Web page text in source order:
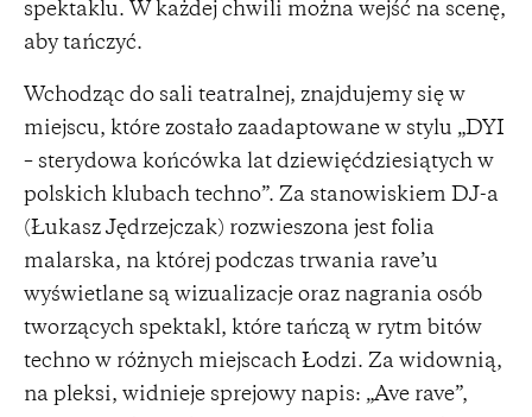
spektaklu. W każdej chwili można wejść na scenę,
aby tańczyć.
Wchodząc do sali teatralnej, znajdujemy się w
miejscu, które zostało zaadaptowane w stylu „DYI
– sterydowa końcówka lat dziewięćdziesiątych w
polskich klubach techno”. Za stanowiskiem DJ-a
(Łukasz Jędrzejczak) rozwieszona jest folia
malarska, na której podczas trwania rave’u
wyświetlane są wizualizacje oraz nagrania osób
tworzących spektakl, które tańczą w rytm bitów
techno w różnych miejscach Łodzi. Za widownią,
na pleksi, widnieje sprejowy napis: „Ave rave”,